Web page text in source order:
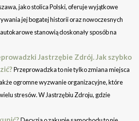
jako stolica Polski, oferuje wyjątkowe
jej bogatej historii oraz nowoczesnych
stanowią doskonały sposób na
Jastrzębie Zdrój. Jak szybko
Przeprowadzka to nie tylko zmiana miejsca
ogromne wyzwanie organizacyjne, które
stresów. W Jastrzębiu Zdroju, gdzie